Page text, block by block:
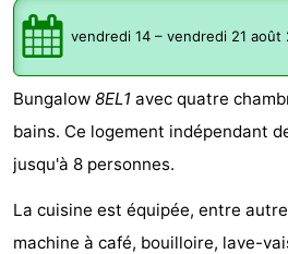
d'hôtes
Chaumières
-
Buitenheem
-
De
Oase
-
Duinoord
-
vendredi 14 – vendredi 21 août
Bungalow 8EL1 avec quatre
bains. Ce logement indépendant
jusqu'à 8 personnes.
La cuisine est équipée, entre
machine à café, bouilloire, lave-